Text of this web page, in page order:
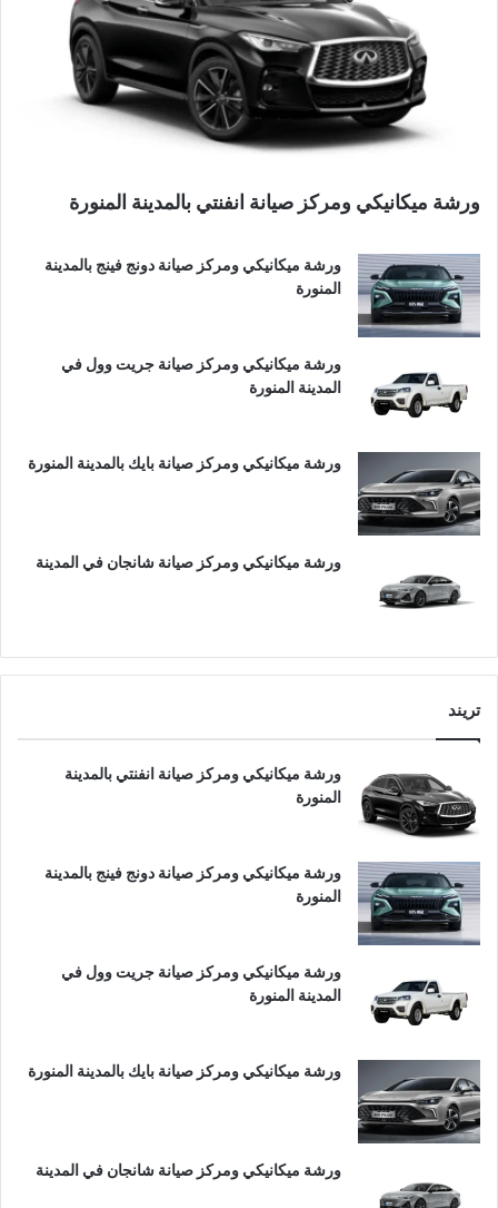
ورشة ميكانيكي ومركز صيانة انفنتي بالمدينة المنورة
ورشة ميكانيكي ومركز صيانة دونج فينج بالمدينة
المنورة
ورشة ميكانيكي ومركز صيانة جريت وول في
المدينة المنورة
ورشة ميكانيكي ومركز صيانة بايك بالمدينة المنورة
ورشة ميكانيكي ومركز صيانة شانجان في المدينة
تريند
ورشة ميكانيكي ومركز صيانة انفنتي بالمدينة
المنورة
ورشة ميكانيكي ومركز صيانة دونج فينج بالمدينة
المنورة
ورشة ميكانيكي ومركز صيانة جريت وول في
المدينة المنورة
ورشة ميكانيكي ومركز صيانة بايك بالمدينة المنورة
ورشة ميكانيكي ومركز صيانة شانجان في المدينة